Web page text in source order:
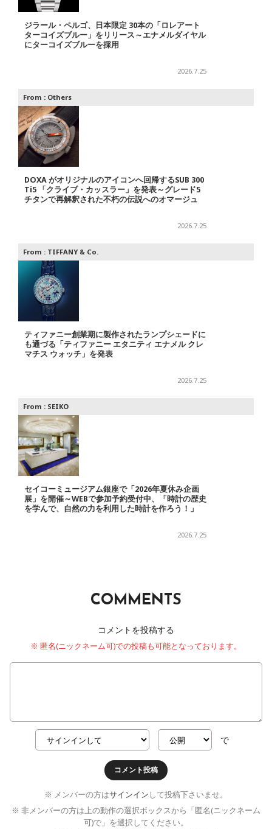
ジラール・ペルゴ、日本限定 30本の「ロレアート
ターコイズブルー」をリリース～エナメルダイヤル
にターコイズブルーを採用
2026.7.25
From : Others
DOXA がオリジナルのアイコンへ回帰するSUB 300
Ti5 「クライブ・カッスラー」を発表～グレード5
チタンで再解釈された不朽の伝説へのオマージュ
2026.7.25
From : TIFFANY & Co.
ティファニー創業期に製作されたランプシェードに
も通づる「ティファニー エタニティ エナメル クレ
マチス ウォッチ」を発表
2026.7.25
From : SEIKO
セイコーミュージアム銀座で「2026年夏休み企画
展」を開催～WEBで参加予約受付中、「時計の歴史
を学んで、自然の力を利用した時計を作ろう！」
2026.7.25
COMMENTS
コメントを投稿する
※ 匿名(ニックネーム可)での投稿も可能となっております。
で
コメント投稿
※ メンバーの方はサインイン して投稿下さいませ。
※ 非メンバーの方は上の動作の選択ボックスから「匿名(ニックネーム
可)で」を選択してください。